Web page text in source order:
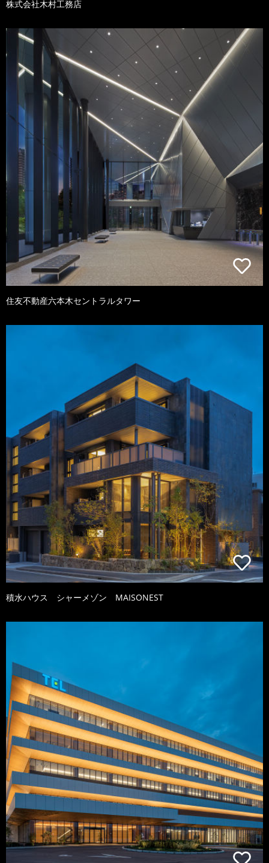
株式会社木村工務店
住友不動産六本木セントラルタワー
積水ハウス シャーメゾン MAISONEST